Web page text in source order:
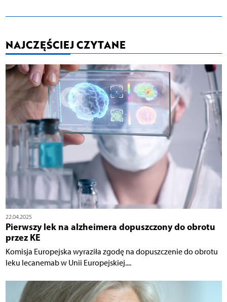
NAJCZĘŚCIEJ CZYTANE
22.04.2025
Pierwszy lek na alzheimera dopuszczony do obrotu
przez KE
Komisja Europejska wyraziła zgodę na dopuszczenie do obrotu
leku lecanemab w Unii Europejskiej....